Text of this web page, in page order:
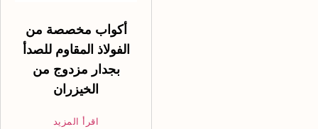
أكواب مخصصة من
الفولاذ المقاوم للصدأ
بجدار مزدوج من
الخيزران
اقرأ المزيد